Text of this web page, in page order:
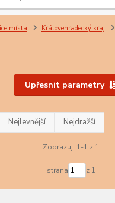
místa Královehradecký kraj
Upřesnit parametry
Nejlevnější Nejdražší
Zobrazuji 1-1 z 1
strana z 1